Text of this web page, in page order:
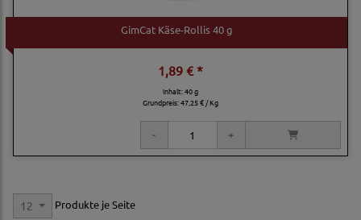
GimCat Käse-Rollis 40 g
1,89 € *
Inhalt: 40 g
Grundpreis:47,25 € / Kg
12 Produkte je Seite